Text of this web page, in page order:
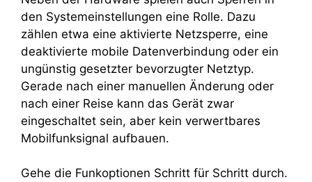
den Systemeinstellungen eine Rolle. Dazu
zählen etwa eine aktivierte Netzsperre, eine
deaktivierte mobile Datenverbindung oder ein
ungünstig gesetzter bevorzugter Netztyp.
Gerade nach einer manuellen Änderung oder
nach einer Reise kann das Gerät zwar
eingeschaltet sein, aber kein verwertbares
Mobilfunksignal aufbauen.
Gehe die Funkoptionen Schritt für Schritt durch.